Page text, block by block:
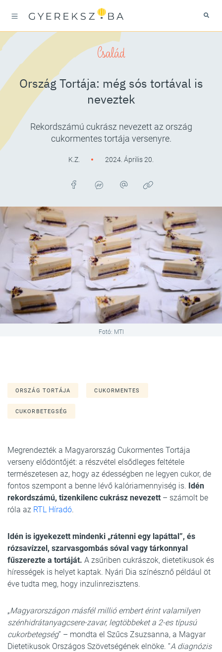
Család
Ország Tortája: még sós tortával is
neveztek
Rekordszámú cukrász nevezett az ország
cukormentes tortája versenyre.
K.Z. 2024. Április 20.
Fotó: MTI
ORSZÁG TORTÁJA CUKORMENTES
CUKORBETEGSÉG
Megrendezték a Magyarország Cukormentes Tortája
verseny elődöntőjét: a részvétel elsődleges feltétele
természetesen az, hogy az édességben ne legyen cukor, de
fontos szempont a benne lévő kalóriamennyiség is. Idén
rekordszámú, tizenkilenc cukrász nevezett – számolt be
róla az RTL Híradó.
Idén is igyekezett mindenki „rátenni egy lapáttal”, és
rózsavízzel, szarvasgombás sóval vagy tárkonnyal
fűszerezte a tortáját. A zsűriben cukrászok, dietetikusok és
hírességek is helyet kaptak. Nyári Dia színésznő például öt
éve tudta meg, hogy inzulinrezisztens.
„Magyarországon másfél millió embert érint valamilyen
szénhidrátanyagcsere-zavar, legtöbbeket a 2-es típusú
cukorbetegség” – mondta el Szűcs Zsuzsanna, a Magyar
Dietetikusok Országos Szövetségének elnöke. “A diagnózis